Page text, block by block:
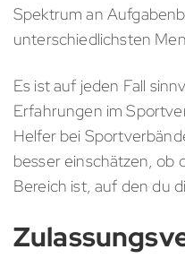
Spektrum an
unterschiedlichsten
Es ist auf jeden Fall
Erfahrungen im
Helfer bei
besser einschätzen, ob
Bereich ist, auf den du